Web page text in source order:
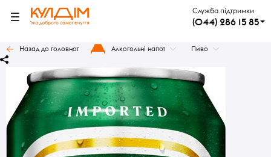
Служба підтримки
(044) 286 15 85
Назад до головної Алкогольні напої Пиво